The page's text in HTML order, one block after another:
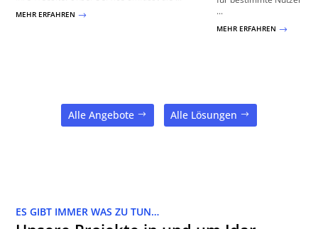
MEHR ERFAHREN $
...
MEHR ERFAHREN $
Alle Angebote Alle Lösungen
ES GIBT IMMER WAS ZU TUN…